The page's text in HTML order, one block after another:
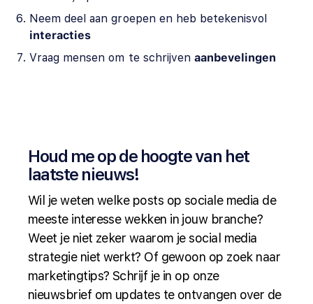
Neem deel aan groepen en heb betekenisvol
interacties
Vraag mensen om te schrijven aanbevelingen
Houd me op de hoogte van het
laatste nieuws!
Wil je weten welke posts op sociale media de
meeste interesse wekken in jouw branche?
Weet je niet zeker waarom je social media
strategie niet werkt? Of gewoon op zoek naar
marketingtips? Schrijf je in op onze
nieuwsbrief om updates te ontvangen over de